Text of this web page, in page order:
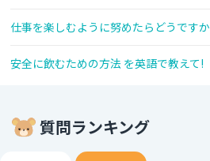
仕事を楽しむように努めたらどうです
安全に飲むための方法 を英語で教えて!
質問ランキング